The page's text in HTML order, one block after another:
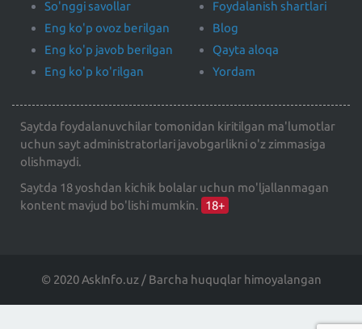
So'nggi savollar
Eng ko'p ovoz berilgan
Eng ko'p javob berilgan
Eng ko'p ko'rilgan
Foydalanish shartlari
Blog
Qayta aloqa
Yordam
Saytda foydalanuvchilar tomonidan kiritilgan ma'lumotlar
uchun sayt administratorlari javobgarlikni o'z zimmasiga
olishmaydi.
Saytda 18 yoshdan kichik bolalar uchun mo'ljallanmagan
kontent mavjud bo'lishi mumkin. 18+
© 2020 AskInfo.uz / Barcha huquqlar himoyalangan